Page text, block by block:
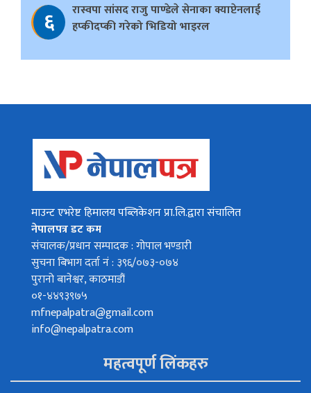
६
रास्वपा सांसद राजु पाण्डेले सेनाका क्याप्टेनलाई
हप्कीदप्की गरेको भिडियो भाइरल
माउन्ट एभरेष्ट हिमालय पब्लिकेशन प्रा.लि.द्वारा संचालित
नेपालपत्र डट कम
संचालक/प्रधान सम्पादक : गोपाल भण्डारी
सुचना बिभाग दर्ता नं : ३९६/०७३-०७४
पुरानो बानेश्वर, काठमाडौं
०१-४४९३९७५
mfnepalpatra@gmail.com
info@nepalpatra.com
महत्वपूर्ण लिंकहरु